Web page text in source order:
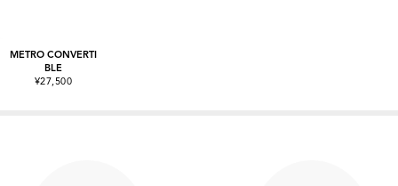
METRO CONVERTI
BLE
¥27,500